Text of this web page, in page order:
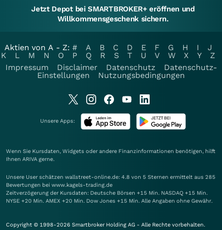
Jetzt Depot bei SMARTBROKER+ eröffnen und
Willkommensgeschenk sichern.
Aktien von A - Z: # A B C D E F G H I
J
K
L M N O P Q R S T U V W X Y
Z
Impressum
Disclaimer Datenschutz
Datenschutz-
Einstellungen
Nutzungsbedingungen
Unsere Apps:
Wenn Sie Kursdaten, Widgets oder andere Finanzinformationen benötigen, hilft
Ihnen ARIVA gerne.
Unsere User schätzen wallstreet-online.de: 4.8 von 5 Sternen ermittelt aus 285
Bewertungen bei www.kagels-trading.de
Zeitverzögerung der Kursdaten: Deutsche Börsen +15 Min. NASDAQ +15 Min.
NYSE +20 Min. AMEX +20 Min. Dow Jones +15 Min. Alle Angaben ohne Gewähr.
Copyright © 1998-2026 Smartbroker Holding AG - Alle Rechte vorbehalten.